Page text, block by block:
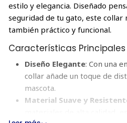
estilo y elegancia. Diseñado
seguridad de tu gato, este collar
también práctico y funcional.
Características Principales
Diseño Elegante: Con una
collar añade un toque de
mascota.
Material Suave y